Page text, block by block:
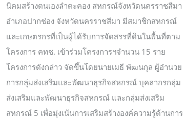
นิคมสร้างตนเองลำตะคอง สหกรณ์จังหวัดนครราชสีมา
อำเภอปากช่อง จังหวัดนครราชสีมา มีสมาชิกสหกรณ์
และเกษตรกรที่เป็นผู้ได้รับการจัดสรรที่ดินในพื้นที่ตาม
โครงการ คทช. เข้าร่วมโครงการฯจำนวน 15 ราย
โครงการดังกล่าว จัดขึ้นโดยนายเมธี พัฒนกุล ผู้อำนวย
การกลุ่มส่งเสริมและพัฒนาธุรกิจสหกรณ์ บุคลากรกลุ่ม
ส่งเสริมและพัฒนาธุรกิจสหกรณ์ และกลุ่มส่งเสริม
สหกรณ์ 5 เพื่อมุ่งเน้นการเสริมสร้างองค์ความรู้ด้านการ